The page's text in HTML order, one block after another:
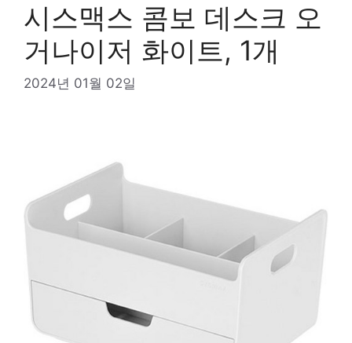
시스맥스 콤보 데스크 오
거나이저 화이트, 1개
2024년 01월 02일